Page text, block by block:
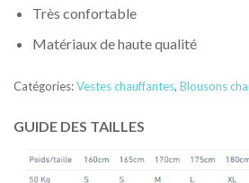
Très confortable
Matériaux de haute qualité
Catégories:Vestes chauffantes, Blousons
GUIDE DES TAILLES